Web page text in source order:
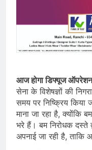
आज होगा डिफ्यूज ऑपरेशन
सेना के विशेषज्ञों की
समय पर निष्क्रिय
माना जा रहा है, क्योंकि
भरे हैं। बम निरोधक दस्ते
अपनाई जा रही है, ताकि